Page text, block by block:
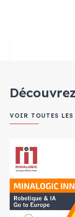
VOIR TOUTES LES